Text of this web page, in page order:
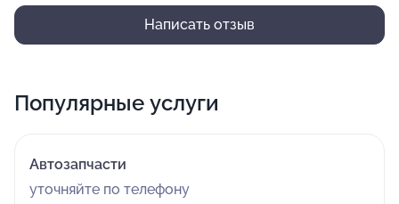
Написать отзыв
Популярные услуги
Автозапчасти
уточняйте по телефону